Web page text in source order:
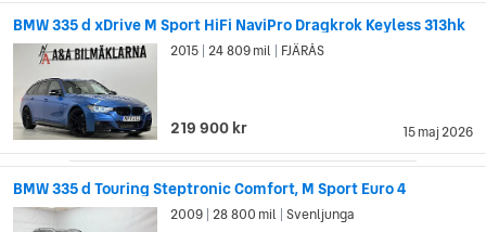
BMW 335 d xDrive M Sport HiFi NaviPro Dragkrok Keyless 313hk
15 maj 2026
2015 24 809 mil FJÄRÅS
219 900 kr
BMW 335 d Touring Steptronic Comfort, M Sport Euro 4
2009 28 800 mil Svenljunga